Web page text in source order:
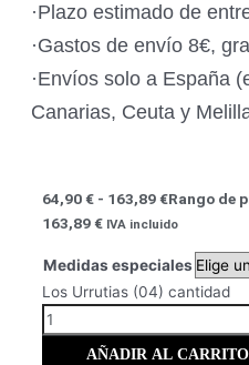
·Plazo estimado de
·Gastos de envío 8€,
·Envíos solo a España
Canarias, Ceuta y
64,90€ - 163,89€Rango de
163,89 € IVA incluido
Medidas especiales
Los Urrutias (04) cantidad
AÑADIR AL CARRITO